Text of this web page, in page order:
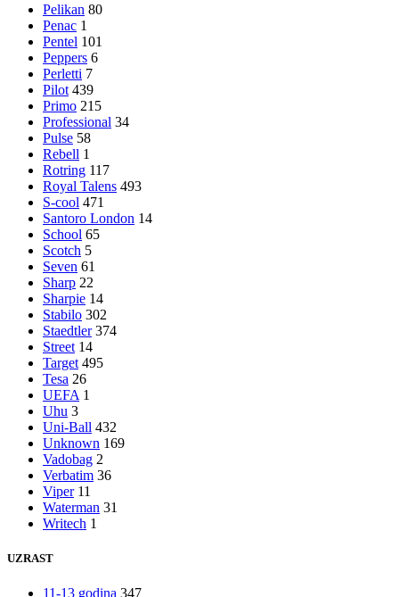
Pelikan 80
Penac 1
Pentel 101
Peppers 6
Perletti 7
Pilot 439
Primo 215
Professional 34
Pulse 58
Rebell 1
Rotring 117
Royal Talens 493
S-cool 471
Santoro London 14
School 65
Scotch 5
Seven 61
Sharp 22
Sharpie 14
Stabilo 302
Staedtler 374
Street 14
Target 495
Tesa 26
UEFA 1
Uhu 3
Uni-Ball 432
Unknown 169
Vadobag 2
Verbatim 36
Viper 11
Waterman 31
Writech 1
UZRAST
11-13 godina 347